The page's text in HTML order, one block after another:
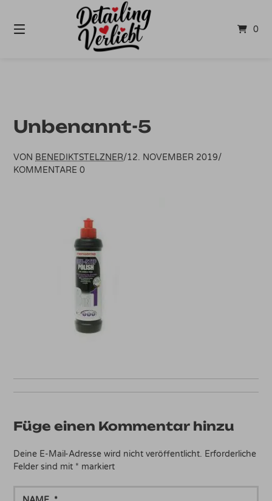
Inhalt
0
Unbenannt-5
VON BENEDIKTSTELZNER/12. NOVEMBER 2019/
KOMMENTARE 0
Füge einen Kommentar hinzu
Deine E-Mail-Adresse wird nicht veröffentlicht. Erforderliche
Felder sind mit * markiert